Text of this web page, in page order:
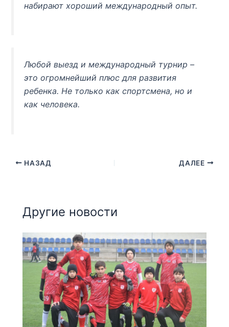
набирают хороший международный опыт.
Любой выезд и международный турнир –
это огромнейший плюс для развития
ребенка. Не только как спортсмена, но и
как человека.
НАЗАД ДАЛЕЕ
Другие новости